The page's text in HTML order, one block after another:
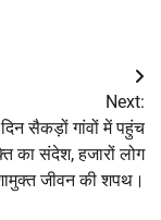
Next:
सैकड़ों गांवों में पहुंच
का संदेश, हजारों लोग
जीवन की शपथ।